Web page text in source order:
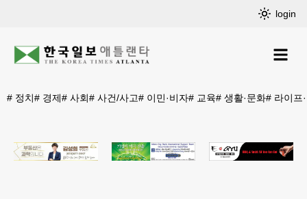
login
# 정치# 경제# 사회# 사건/사고# 이민·비자# 교육# 생활·문화# 라이프